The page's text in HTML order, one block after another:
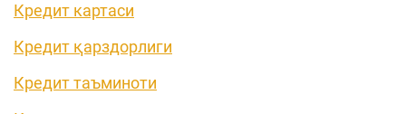
Кредит картаси
Кредит қарздорлиги
Кредит таъминоти